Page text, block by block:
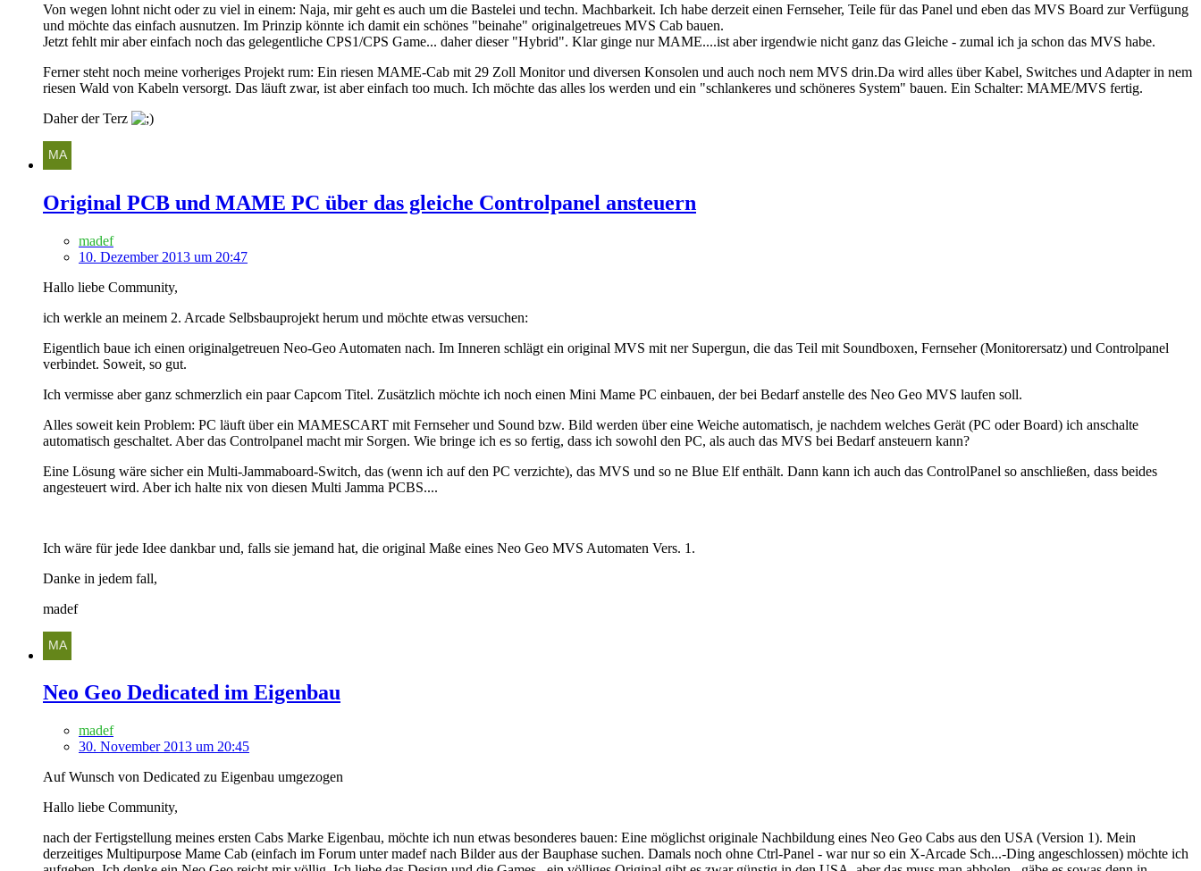
Von wegen lohnt nicht oder zu viel in einem: Naja, mir geht es auch um die Bastelei und techn. Machbarkeit. Ich habe derzeit einen Fernseher, Teile für das Panel und eben das MVS Board zur Verfügung
und möchte das einfach ausnutzen. Im Prinzip könnte ich damit ein schönes "beinahe" originalgetreues MVS Cab bauen.
Jetzt fehlt mir aber einfach noch das gelegentliche CPS1/CPS Game... daher dieser "Hybrid". Klar ginge nur MAME....ist aber irgendwie nicht ganz das Gleiche - zumal ich ja schon das MVS habe.
Ferner steht noch meine vorheriges Projekt rum: Ein riesen MAME-Cab mit 29 Zoll Monitor und diversen Konsolen und auch noch nem MVS drin.Da wird alles über Kabel, Switches und Adapter in nem
riesen Wald von Kabeln versorgt. Das läuft zwar, ist aber einfach too much. Ich möchte das alles los werden und ein "schlankeres und schöneres System" bauen. Ein Schalter: MAME/MVS fertig.
Daher der Terz
Original PCB und MAME PC über das gleiche Controlpanel ansteuern
madef
10. Dezember 2013 um 20:47
Hallo liebe Community,
ich werkle an meinem 2. Arcade Selbsbauprojekt herum und möchte etwas versuchen:
Eigentlich baue ich einen originalgetreuen Neo-Geo Automaten nach. Im Inneren schlägt ein original MVS mit ner Supergun, die das Teil mit Soundboxen, Fernseher (Monitorersatz) und Controlpanel
verbindet. Soweit, so gut.
Ich vermisse aber ganz schmerzlich ein paar Capcom Titel. Zusätzlich möchte ich noch einen Mini Mame PC einbauen, der bei Bedarf anstelle des Neo Geo MVS laufen soll.
Alles soweit kein Problem: PC läuft über ein MAMESCART mit Fernseher und Sound bzw. Bild werden über eine Weiche automatisch, je nachdem welches Gerät (PC oder Board) ich anschalte
automatisch geschaltet. Aber das Controlpanel macht mir Sorgen. Wie bringe ich es so fertig, dass ich sowohl den PC, als auch das MVS bei Bedarf ansteuern kann?
Eine Lösung wäre sicher ein Multi-Jammaboard-Switch, das (wenn ich auf den PC verzichte), das MVS und so ne Blue Elf enthält. Dann kann ich auch das ControlPanel so anschließen, dass beides
angesteuert wird. Aber ich halte nix von diesen Multi Jamma PCBS....
Ich wäre für jede Idee dankbar und, falls sie jemand hat, die original Maße eines Neo Geo MVS Automaten Vers. 1.
Danke in jedem fall,
madef
Neo Geo Dedicated im Eigenbau
madef
30. November 2013 um 20:45
Auf Wunsch von Dedicated zu Eigenbau umgezogen
Hallo liebe Community,
nach der Fertigstellung meines ersten Cabs Marke Eigenbau, möchte ich nun etwas besonderes bauen: Eine möglichst originale Nachbildung eines Neo Geo Cabs aus den USA (Version 1). Mein
derzeitiges Multipurpose Mame Cab (einfach im Forum unter madef nach Bilder aus der Bauphase suchen. Damals noch ohne Ctrl-Panel - war nur so ein X-Arcade Sch...-Ding angeschlossen) möchte ich